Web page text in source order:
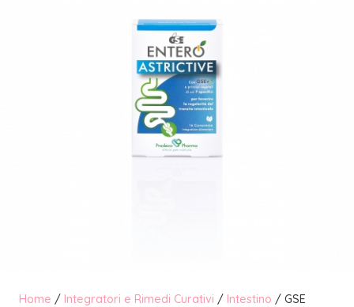
Home / Integratori e Rimedi Curativi / Intestino / GSE